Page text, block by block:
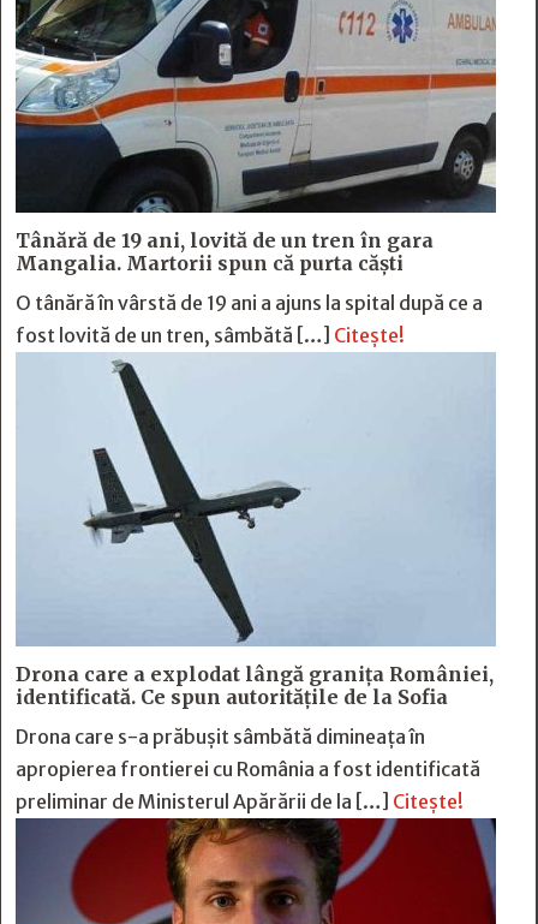
Tânără de 19 ani, lovită de un tren în gara
Mangalia. Martorii spun că purta căști
O tânără în vârstă de 19 ani a ajuns la spital după ce a
fost lovită de un tren, sâmbătă […] Citește!
Drona care a explodat lângă granița României,
identificată. Ce spun autoritățile de la Sofia
Drona care s-a prăbușit sâmbătă dimineața în
apropierea frontierei cu România a fost identificată
preliminar de Ministerul Apărării de la […] Citește!